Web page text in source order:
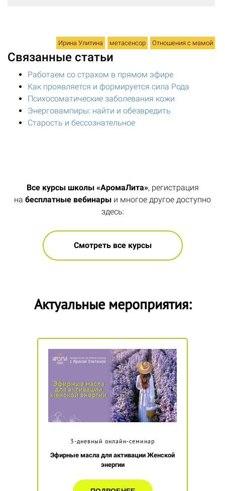
Ирина Улитина метасенсор Отношения с мамой
Связанные статьи
Работаем со страхом в прямом эфире
Как проявляется и формируется сила Рода
Психосоматические заболевания кожи
Энерговампиры: найти и обезвредить
Старость и бессознательное
Все курсы школы «АромаЛита», регистрация
на бесплатные вебинары и многое другое доступно
здесь:
Смотреть все курсы
Актуальные мероприятия:
3-дневный онлайн-семинар
Эфирные масла для активации Женской
энергии